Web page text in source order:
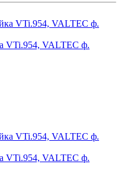
VTi.954, VALTEC ф.
VTi.954, VALTEC ф.